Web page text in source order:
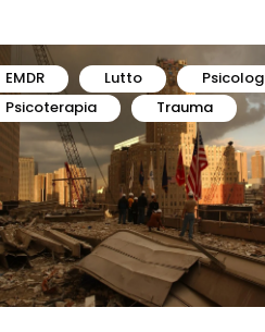
EMDR Lutto
Psicoterapia
Trauma